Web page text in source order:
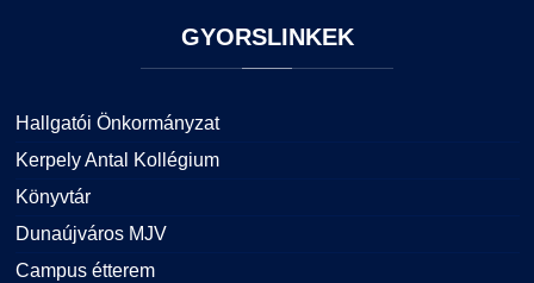
GYORSLINKEK
Hallgatói Önkormányzat
Kerpely Antal Kollégium
Könyvtár
Dunaújváros MJV
Campus étterem